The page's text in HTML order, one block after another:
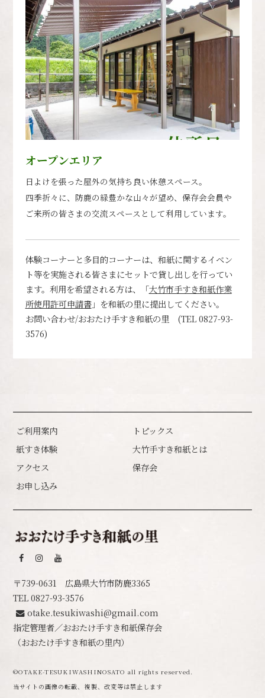
オープンエリア
日よけを張った屋外の気持ち良い休憩スペース。
四季折々に、防鹿の緑豊かな山々が望め、保存会会員や
ご来所の皆さまの交流スペースとして利用しています。
体験コーナーと多目的コーナーは、和紙に関するイベン
ト等を実施される皆さまにセットで貸し出しを行ってい
ます。利用を希望される方は、「大竹市手すき和紙作業
所使用許可申請書」を和紙の里に提出してください。
お問い合わせ/おおたけ手すき和紙の里 (TEL 0827-93-
3576)
ご利用案内
トピックス
紙すき体験
大竹手すき和紙とは
アクセス
保存会
お申し込み
〒739-0631 広島県大竹市防鹿3365
TEL0827-93-3576
otake.tesukiwashi@gmail.com
指定管理者／おおたけ手すき和紙保存会
（おおたけ手すき和紙の里内）
©️OTAKE-TESUKIWASHINOSATO all rights reserved.
当サイトの画像の転載、複製、改変等は禁止します